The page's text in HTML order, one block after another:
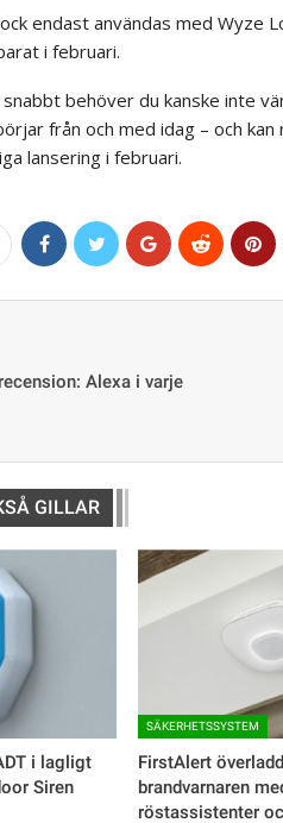
endast användas med Wyze
i februari.
behöver du kanske inte
från och med idag – och kan
lansering i februari.
Alexa i varje
GILLAR
i lagligt
Siren
SÄKERHETSSYSTEM
​FirstAlert
brandvarnaren
röstassistenter